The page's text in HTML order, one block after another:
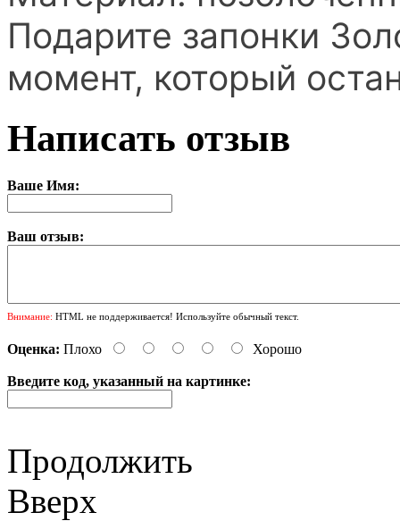
Подарите запонки
момент, который
Написать отзыв
Ваше Имя:
Ваш отзыв:
Внимание: HTML не поддерживается! Используйте обычный текст.
Оценка: Плохо Хорошо
Введите код, указанный на картинке:
Продолжить
Вверх